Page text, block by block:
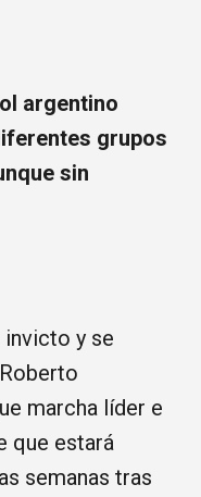
argentino
grupos
sin
invicto y se
marcha líder e
que estará
semanas tras